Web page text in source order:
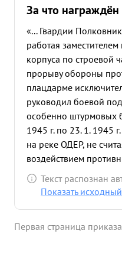
За что награждён
«... Гвардии
работая
корпуса по строевой
прорыву обороны
плацдарме
руководил боевой
особенно штурмовых
1945 г. по 23. 1. 1945
на реке ОДЕР, не
воздействием
на ПНП, на наиболее
направлениях,
войск, бывая
Текст распознан
Показать
Первая страница приказа